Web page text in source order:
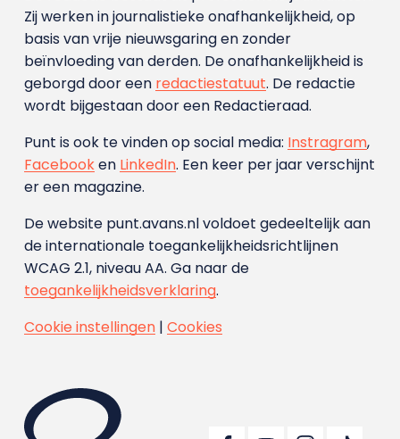
Zij werken in journalistieke onafhankelijkheid, op
basis van vrije nieuwsgaring en zonder
beïnvloeding van derden. De onafhankelijkheid is
geborgd door een redactiestatuut. De redactie
wordt bijgestaan door een Redactieraad.
Punt is ook te vinden op social media: Instragram,
Facebooken LinkedIn. Een keer per jaar verschijnt
er een magazine.
De website punt.avans.nl voldoet gedeeltelijk aan
de internationale toegankelijkheidsrichtlijnen
WCAG 2.1, niveau AA. Ga naar de
toegankelijkheidsverklaring.
Cookie instellingen| Cookies